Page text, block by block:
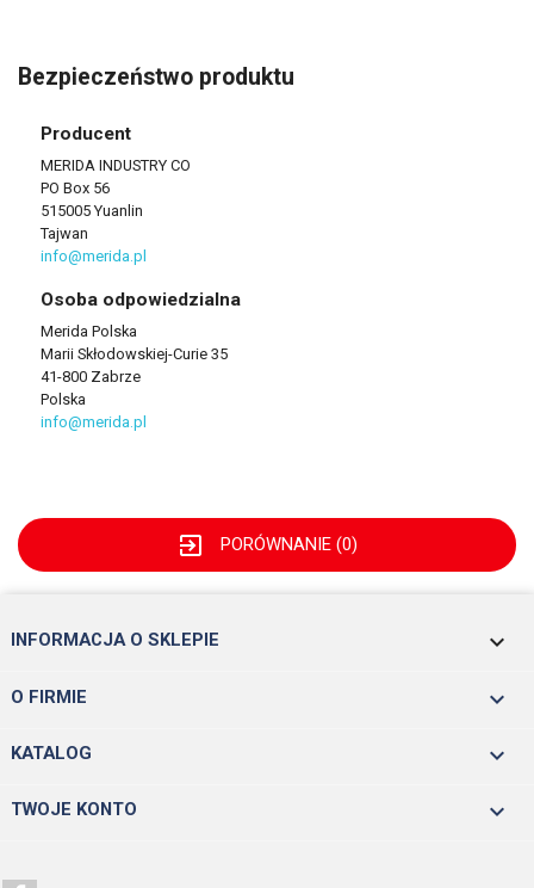
Bezpieczeństwo produktu
Producent
MERIDA INDUSTRY CO
PO Box 56
515005 Yuanlin
Tajwan
info@merida.pl
Osoba odpowiedzialna
Merida Polska
Marii Skłodowskiej-Curie 35
41-800 Zabrze
Polska
info@merida.pl
exit_to_app PORÓWNANIE (0)
INFORMACJA O SKLEPIE keyboard_arrow_down
O FIRMIE 
KATALOG 
TWOJE KONTO 